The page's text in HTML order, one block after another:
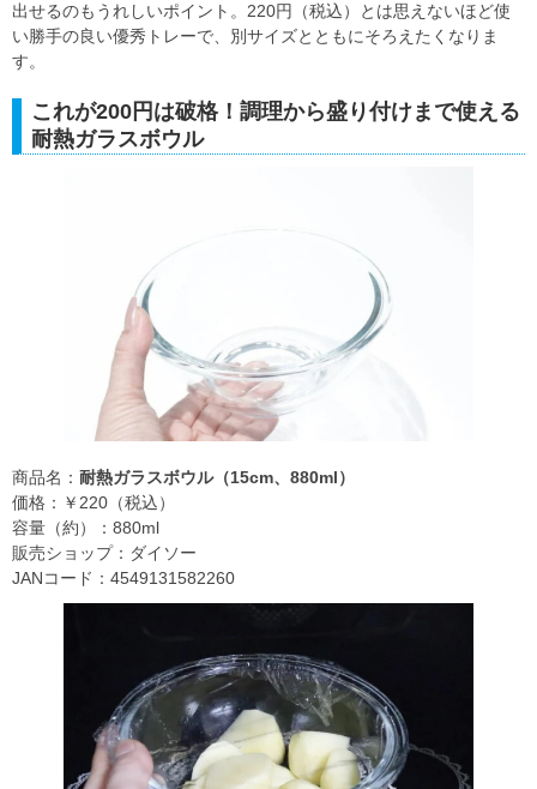
出せるのもうれしいポイント。220円（税込）とは思えないほど使
い勝手の良い優秀トレーで、別サイズとともにそろえたくなりま
す。
これが200円は破格！調理から盛り付けまで使える
耐熱ガラスボウル
商品名： 耐熱ガラスボウル（15cm、880ml）
価格：￥220（税込）
容量（約）：880ml
販売ショップ：ダイソー
JANコード：4549131582260